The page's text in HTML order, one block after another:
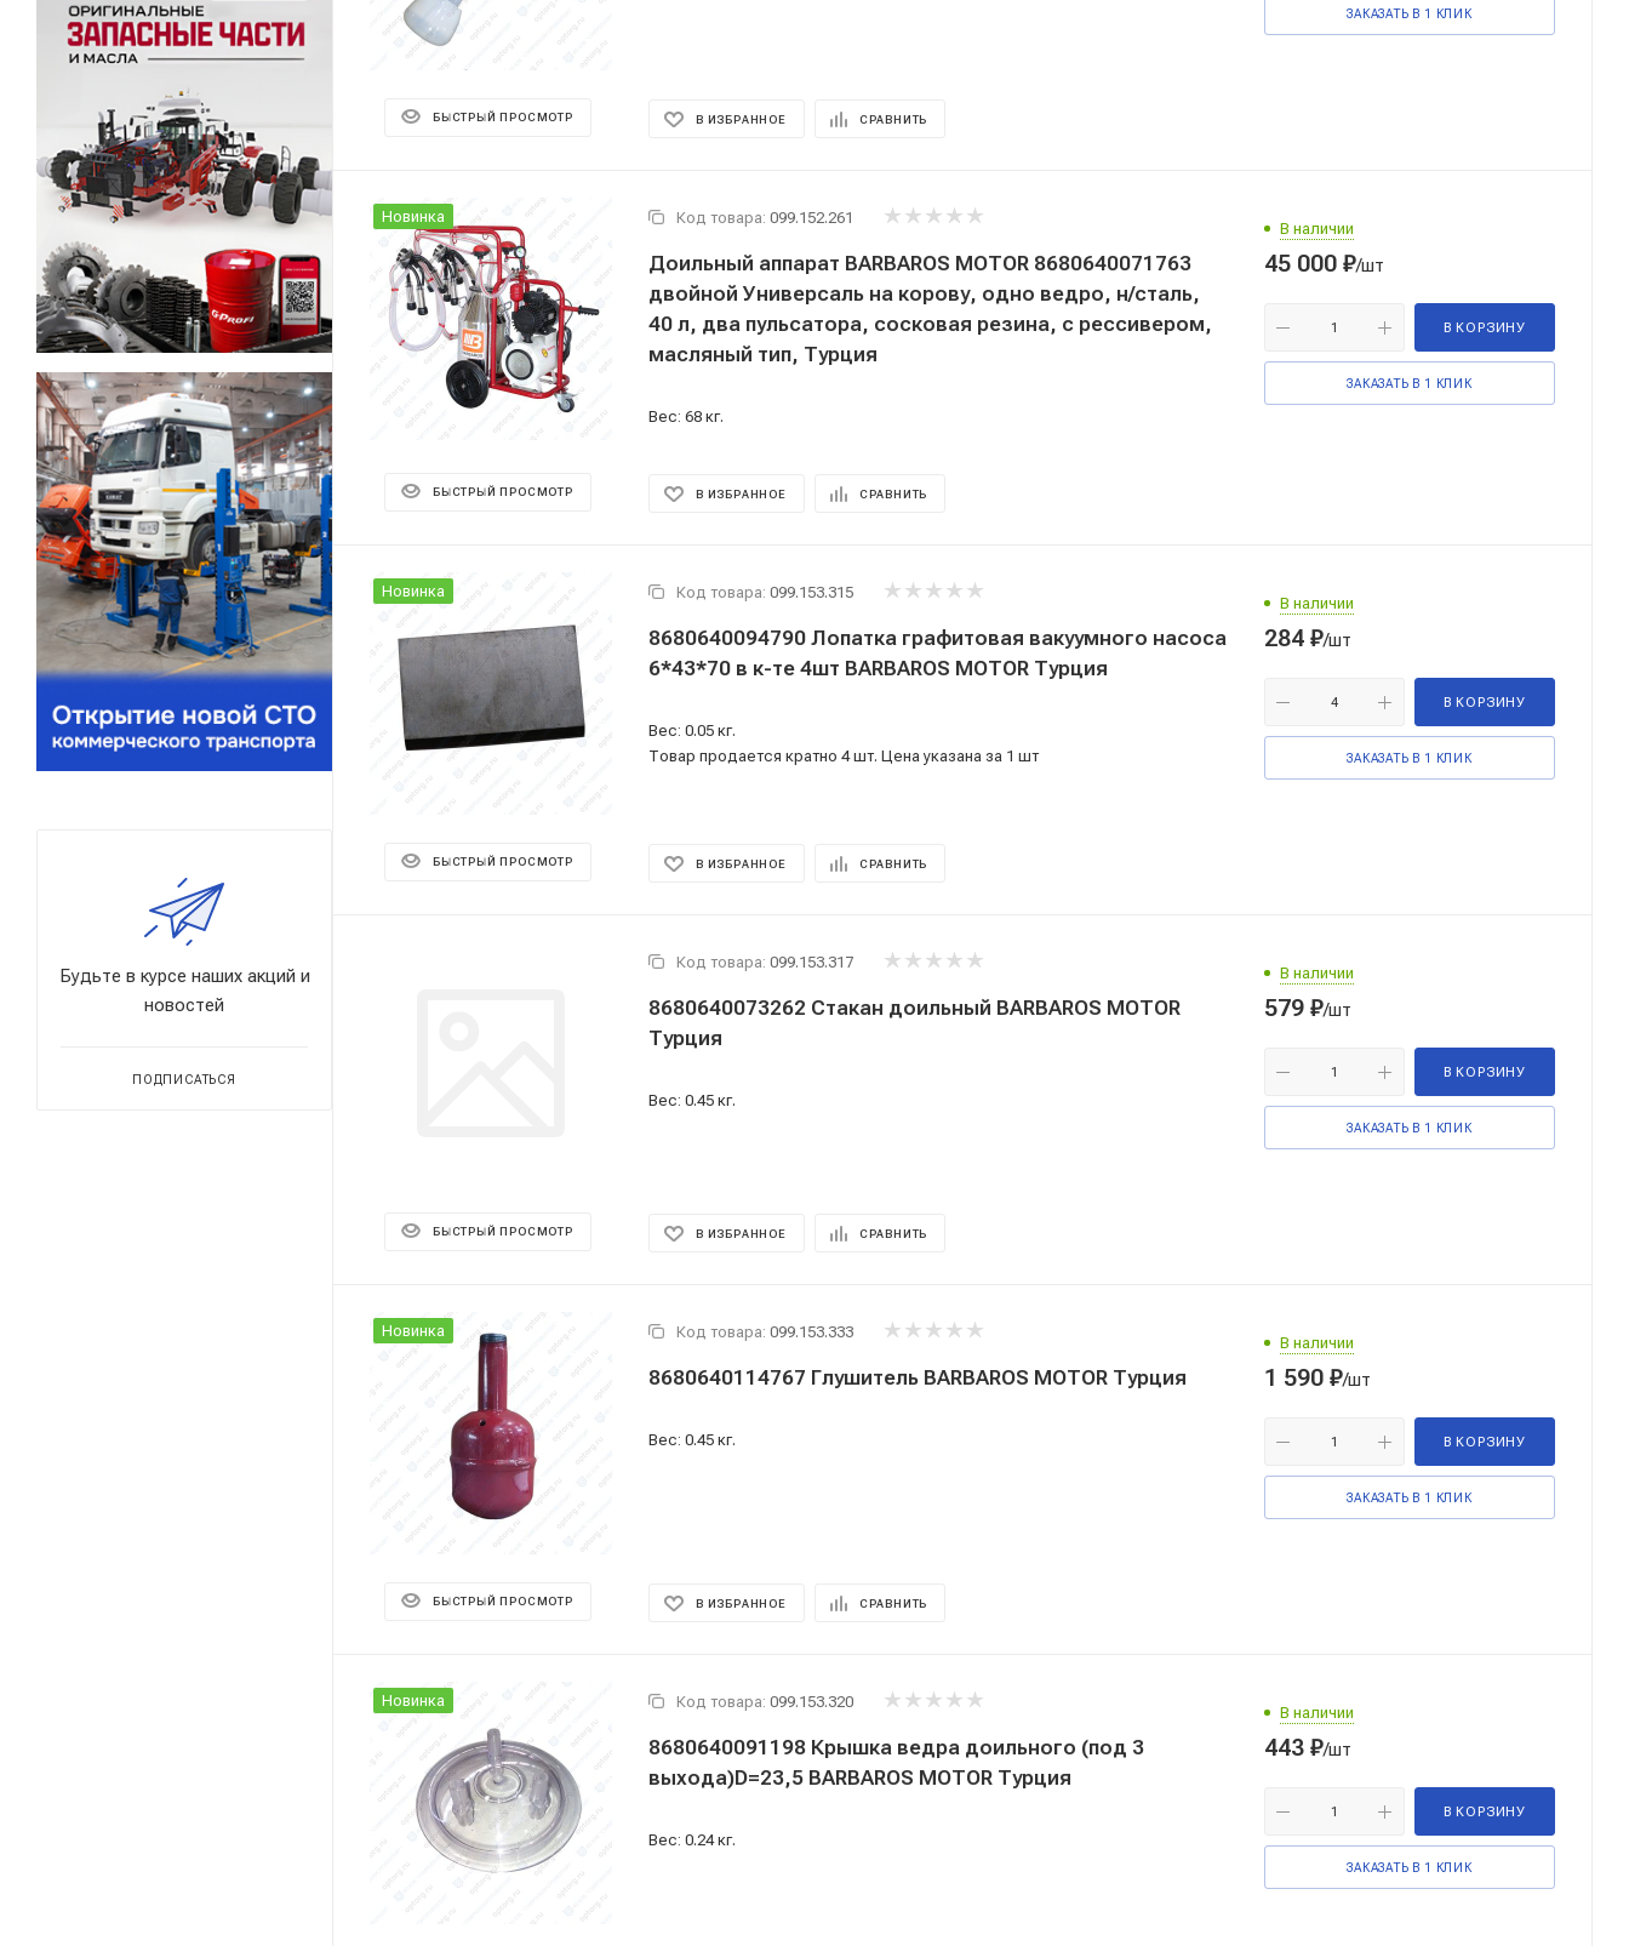
БЫСТРЫЙ ПРОСМОТР В ИЗБРАННОЕ СРАВНИТЬ
ЗАКАЗАТЬ В 1 КЛИК
Новинка
БЫСТРЫЙ ПРОСМОТР
Код товара: 099.152.261
Доильный аппарат BARBAROS MOTOR 8680640071763
двойной Универсаль на корову, одно ведро, н/сталь,
40 л, два пульсатора, сосковая резина, с рессивером,
масляный тип, Турция
Вес: 68 кг.
В ИЗБРАННОЕ СРАВНИТЬ
В наличии
45 000 ₽/шт
В КОРЗИНУ
ЗАКАЗАТЬ В 1 КЛИК
Новинка
БЫСТРЫЙ ПРОСМОТР
Код товара: 099.153.315
8680640094790 Лопатка графитовая вакуумного насоса
6*43*70 в к-те 4шт BARBAROS MOTOR Турция
Вес: 0.05 кг.
Товар продается кратно 4 шт. Цена указана за 1 шт
В ИЗБРАННОЕ СРАВНИТЬ
В наличии
284 ₽/шт
В КОРЗИНУ
ЗАКАЗАТЬ В 1 КЛИК
БЫСТРЫЙ ПРОСМОТР
Код товара: 099.153.317
8680640073262 Стакан доильный BARBAROS MOTOR
Турция
Вес: 0.45 кг.
В ИЗБРАННОЕ СРАВНИТЬ
В наличии
579 ₽/шт
В КОРЗИНУ
ЗАКАЗАТЬ В 1 КЛИК
Новинка
БЫСТРЫЙ ПРОСМОТР
Код товара: 099.153.333
8680640114767 Глушитель BARBAROS MOTOR Турция
Вес: 0.45 кг.
В ИЗБРАННОЕ СРАВНИТЬ
В наличии
1 590 ₽/шт
В КОРЗИНУ
ЗАКАЗАТЬ В 1 КЛИК
Новинка Код товара: 099.153.320
8680640091198 Крышка ведра доильного (под 3
выхода)D=23,5 BARBAROS MOTOR Турция
Вес: 0.24 кг.
В наличии
443 ₽/шт
В КОРЗИНУ
ЗАКАЗАТЬ В 1 КЛИК
Будьте в курсе наших акций и
новостей
ПОДПИСАТЬСЯ